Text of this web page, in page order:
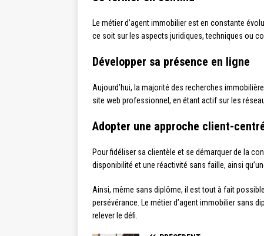
Le métier d’agent immobilier est en constante
ce soit sur les aspects juridiques, techniques ou
Développer sa présence en ligne
Aujourd’hui, la majorité des recherches
site web professionnel, en étant actif sur les
Adopter une approche client-
Pour fidéliser sa clientèle et se démarquer de la
disponibilité et une réactivité sans faille, ainsi
Ainsi, même sans diplôme, il est tout à fait
persévérance. Le métier d’agent immobilier sans
relever le défi.